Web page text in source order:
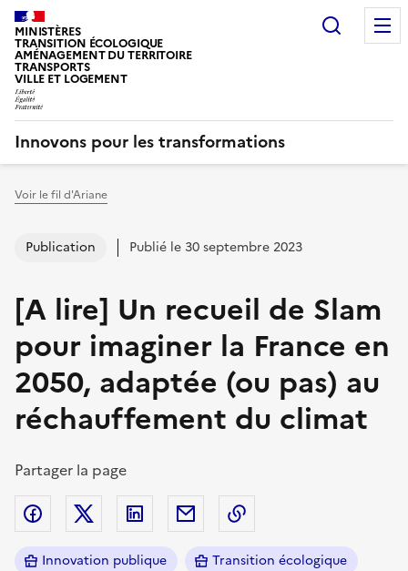
MINISTÈRES
TRANSITION ÉCOLOGIQUE
AMÉNAGEMENT DU TERRITOIRE
TRANSPORTS
VILLE ET LOGEMENT
Innovons pour les transformations
Voir le fil d'Ariane
Publication Publié le 30 septembre 2023
[A lire] Un recueil de Slam
pour imaginer la France en
2050, adaptée (ou pas) au
réchauffement du climat
Partager la page
Partager sur Facebook
Partager sur Twitter (X)
Partager sur Linkedin
Partager par email
Innovation publique Transition écologique